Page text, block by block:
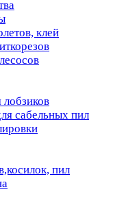
клей
сабельных пил
пил